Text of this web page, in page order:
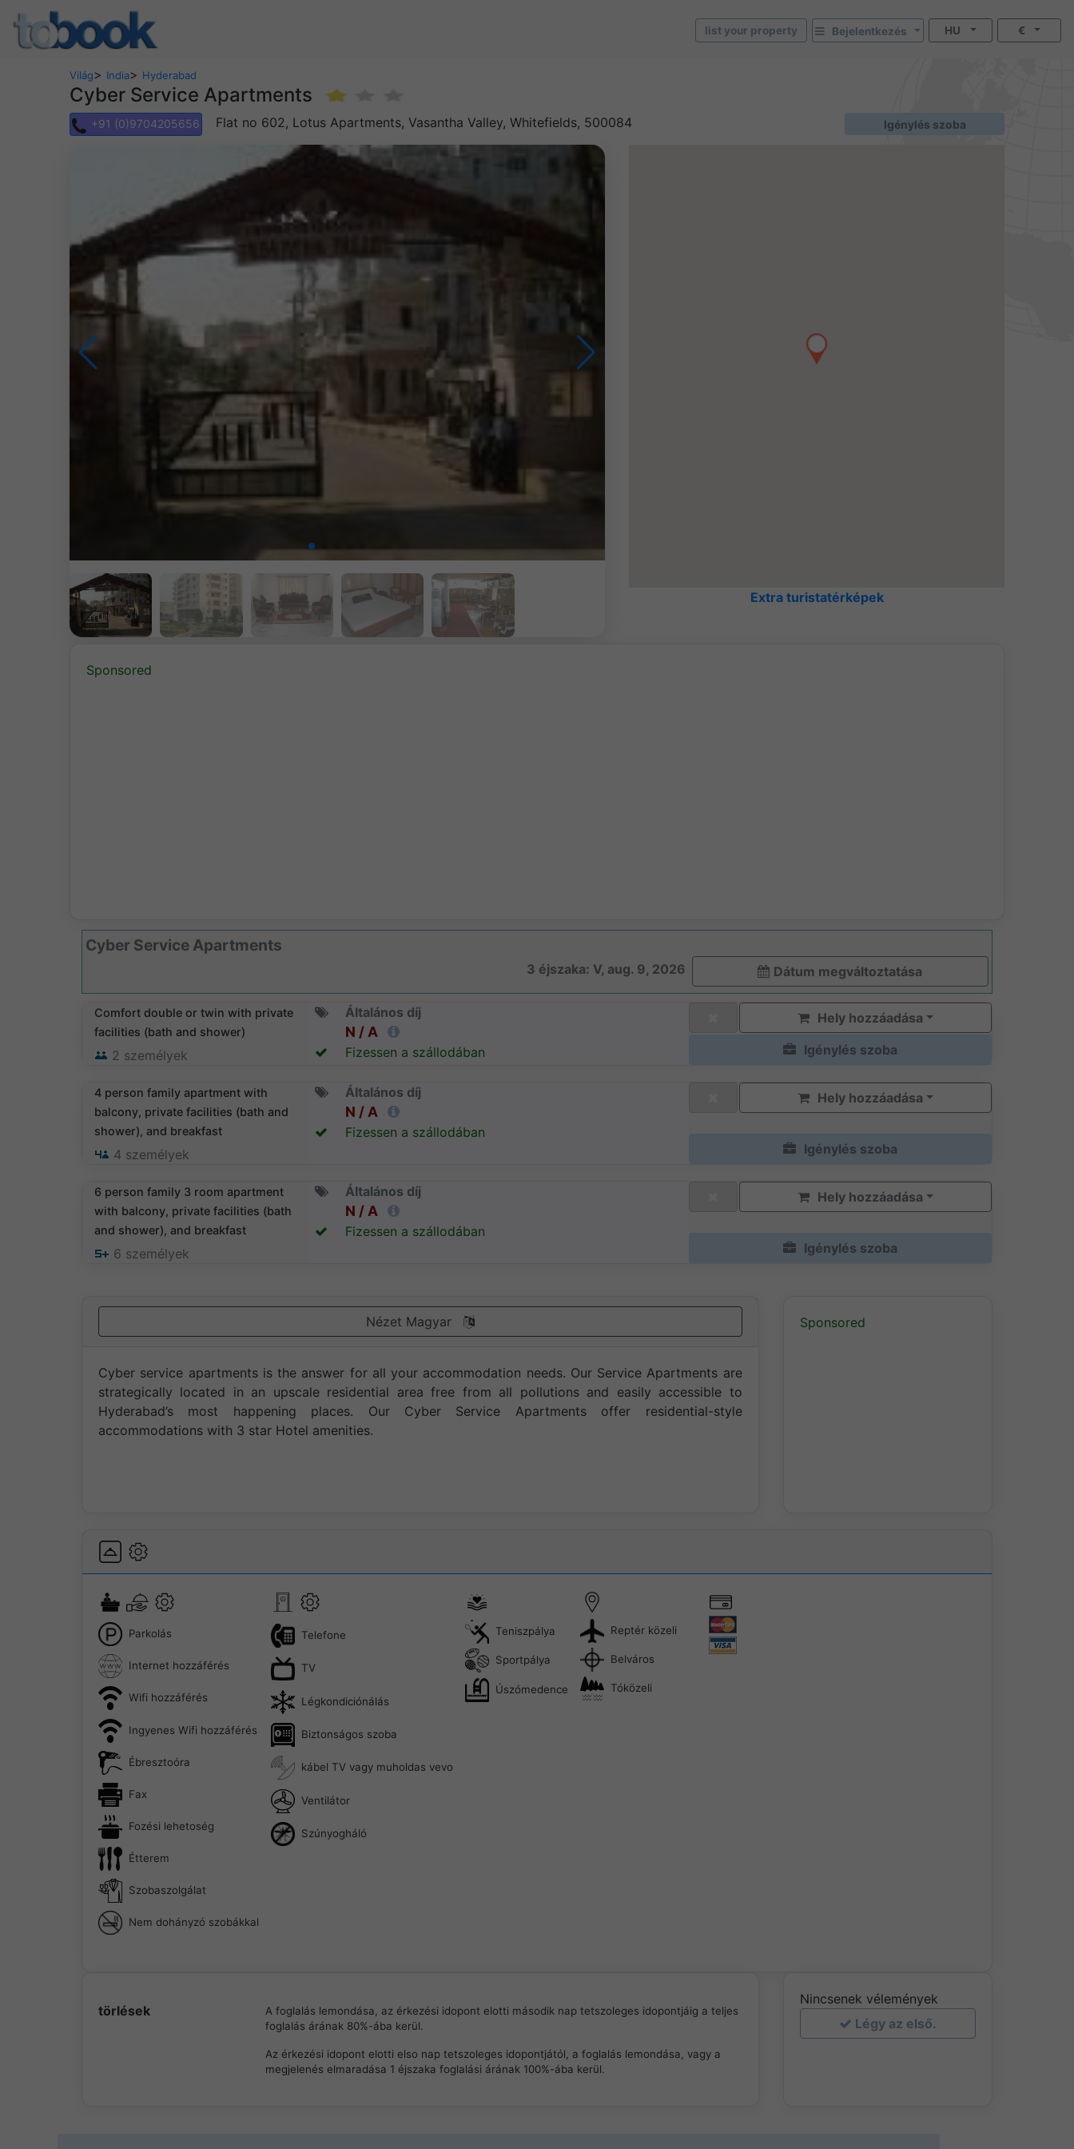
list your property Bejelentkezés HU €
Világ> India> Hyderabad
Cyber Service Apartments
+91 (0)9704205656 Flat no 602, Lotus Apartments, Vasantha Valley, Whitefields, 500084 Igénylés szoba
Extra turistatérképek
Sponsored
Cyber Service Apartments
3 éjszaka: V, aug. 9, 2026 Dátum megváltoztatása
Comfort double or twin with private
facilities (bath and shower)
2 személyek
Általános díj
N / A
Fizessen a szállodában
Hely hozzáadása
Igénylés szoba
4 person family apartment with
balcony, private facilities (bath and
shower), and breakfast
4 személyek
Általános díj
N / A
Fizessen a szállodában
Hely hozzáadása
Igénylés szoba
6 person family 3 room apartment
with balcony, private facilities (bath
and shower), and breakfast
6 személyek
Általános díj
N / A
Fizessen a szállodában
Hely hozzáadása
Igénylés szoba
Nézet Magyar
Cyber service apartments is the answer for all your accommodation needs. Our Service Apartments are
strategically located in an upscale residential area free from all pollutions and easily accessible to
Hyderabad’s most happening places. Our Cyber Service Apartments offer residential-style
accommodations with 3 star Hotel amenities.
Sponsored
Parkolás
Internet hozzáférés
Wifi hozzáférés
Ingyenes Wifi hozzáférés
Ébresztoóra
Fax
Fozési lehetoség
Étterem
Szobaszolgálat
Nem dohányzó szobákkal
Telefone
TV
Légkondiciónálás
Biztonságos szoba
kábel TV vagy muholdas vevo
Ventilátor
Szúnyogháló
Teniszpálya
Sportpálya
Úszómedence
Reptér közeli
Belváros
Tóközeli
törlések
A foglalás lemondása, az érkezési idopont elotti második nap tetszoleges idopontjáig a teljes
foglalás árának 80%-ába kerül.
Az érkezési idopont elotti elso nap tetszoleges idopontjától, a foglalás lemondása, vagy a
megjelenés elmaradása 1 éjszaka foglalási árának 100%-ába kerül.
Nincsenek vélemények
Légy az első.